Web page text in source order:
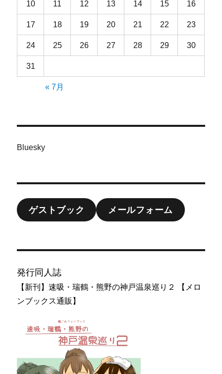
10 11 12 13 14 15 16
17 18 19 20 21 22 23
24 25 26 27 28 29 30
31
« 7月
Bluesky
ゲストブック メールフォーム
発行同人誌
【新刊】速吸・瑞鶴・熊野の神戸温泉巡り２ 【メロ
ンブックス通販】